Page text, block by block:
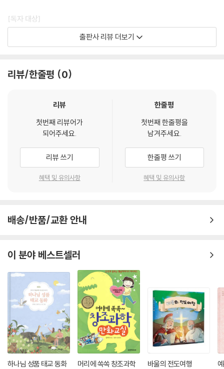
아슬란은 에드먼드를 구하기 위해 기꺼이 자신의 생명을 내어주었습니다.
하지만 예수님은 단순히 어떤 이야기에서가 아니라 실제 역사 속에서 우리
를 위해 죽으시려고 십자가로 향하셨습니다. 예수님은 우리 한 사람 한 사
람을 너무나 사랑하시기 때문에, 그분을 필요로 하는 사람이 단 한 명이었
러분을 향한 주님의 사랑에 아직 감사를 드리지 못했나요? 그렇다면 지금
다행히 이 이야기는 예수님의 죽음으로 끝나지 않습니다. 예수님이 똑같은
몸으로 다시 살아나셨기 때문입니다. 이것이 바로 ‘부활’이라는 것입니다.
예수님의 부활은 우리 그리스도인들의 믿음에 매우 중요한 것입니다. 그리
고 이것은 바로 천국에 대한 이해와 그곳이 어떤 곳일지에 대한 궁금증을
풀어주는 중요한 열쇠가 될 거예요.
---「착하게 살면 천국에 갈 수 있나요?」중에서
거나, 아니면 숙제를 하지 않고 오후 내내 컴퓨터 게임을 하고 싶었을 때처
천국에서도 우리는 하고 싶은 것이 있을 것이고, 우리가 원하는 모든 것은
할 것입니다. 모든 것이 다 가능하고 금지구역이란 존재하지 않을 거예요.
천국에서 가장 좋은 점 중 하나는 이 땅에서 우리가 괴로워했던 나쁜 마음
들이 더 이상 존재하지 않을 것이라는 점입니다. 우리는 너무 많이 먹거나
부족하게 먹는 일 없이 음식을 즐길 수 있을 것이고, 우리 자신이나 다른 사
람들에게 상처 주는 그 어떤 일들도 하지 않을 것입니다. 또한 예수님이 오
신 후, 새 땅에서는 해야 하는 일과 하고 싶은 일에 차이가 없을 것입니다.
---「천국에서도 하고 싶은 대로 할 수 있나요?」중에서
[독자 대상]
· 천국에 대해 궁금한 것이 많은 어린이
출판사 리뷰 더보기
리뷰/한줄평 0
리뷰
첫번째 리뷰어가
되어주세요.
리뷰 쓰기
혜택 및 유의사항
한줄평
첫번째 한줄평을
남겨주세요.
한줄평 쓰기
혜택 및 유의사항
배송/반품/교환 안내
이 분야 베스트셀러
하나님 성품 태교 동화
머리에 쏙쏙 창조과학
바울의 전도여행